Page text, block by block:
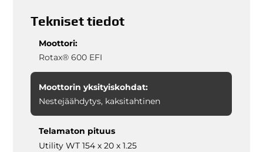
Tekniset tiedot
Moottori:
Rotax® 600 EFI
Moottorin yksityiskohdat:
Nestejäähdytys, kaksitahtinen
Telamaton pituus
Utility WT 154 x 20 x 1.25